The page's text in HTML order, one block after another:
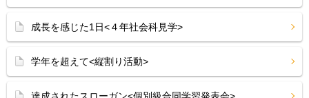
成長を感じた1日<４年社会科見学>
学年を超えて<縦割り活動>